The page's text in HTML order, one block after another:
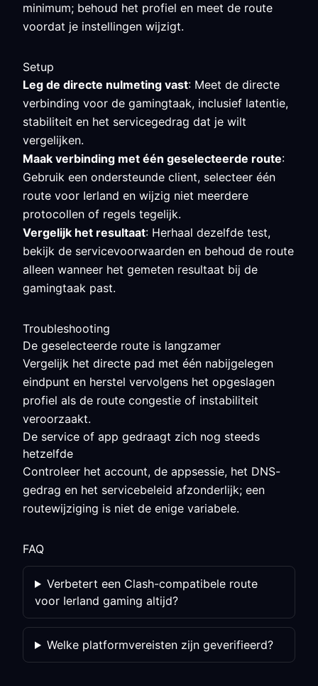
minimum; behoud het profiel en meet de route
voordat je instellingen wijzigt.
Setup
Leg de directe nulmeting vast: Meet de directe
verbinding voor de gamingtaak, inclusief latentie,
stabiliteit en het servicegedrag dat je wilt
vergelijken.
Maak verbinding met één geselecteerde route:
Gebruik een ondersteunde client, selecteer één
route voor Ierland en wijzig niet meerdere
protocollen of regels tegelijk.
Vergelijk het resultaat: Herhaal dezelfde test,
bekijk de servicevoorwaarden en behoud de route
alleen wanneer het gemeten resultaat bij de
gamingtaak past.
Troubleshooting
De geselecteerde route is langzamer
Vergelijk het directe pad met één nabijgelegen
eindpunt en herstel vervolgens het opgeslagen
profiel als de route congestie of instabiliteit
veroorzaakt.
De service of app gedraagt zich nog steeds
hetzelfde
Controleer het account, de appsessie, het DNS-
gedrag en het servicebeleid afzonderlijk; een
routewijziging is niet de enige variabele.
FAQ
Verbetert een Clash-compatibele route
voor Ierland gaming altijd?
Welke platformvereisten zijn geverifieerd?